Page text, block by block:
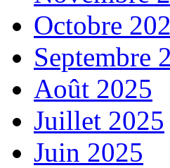
Octobre
Septembre
Août 2025
Juillet 2025
Juin 2025